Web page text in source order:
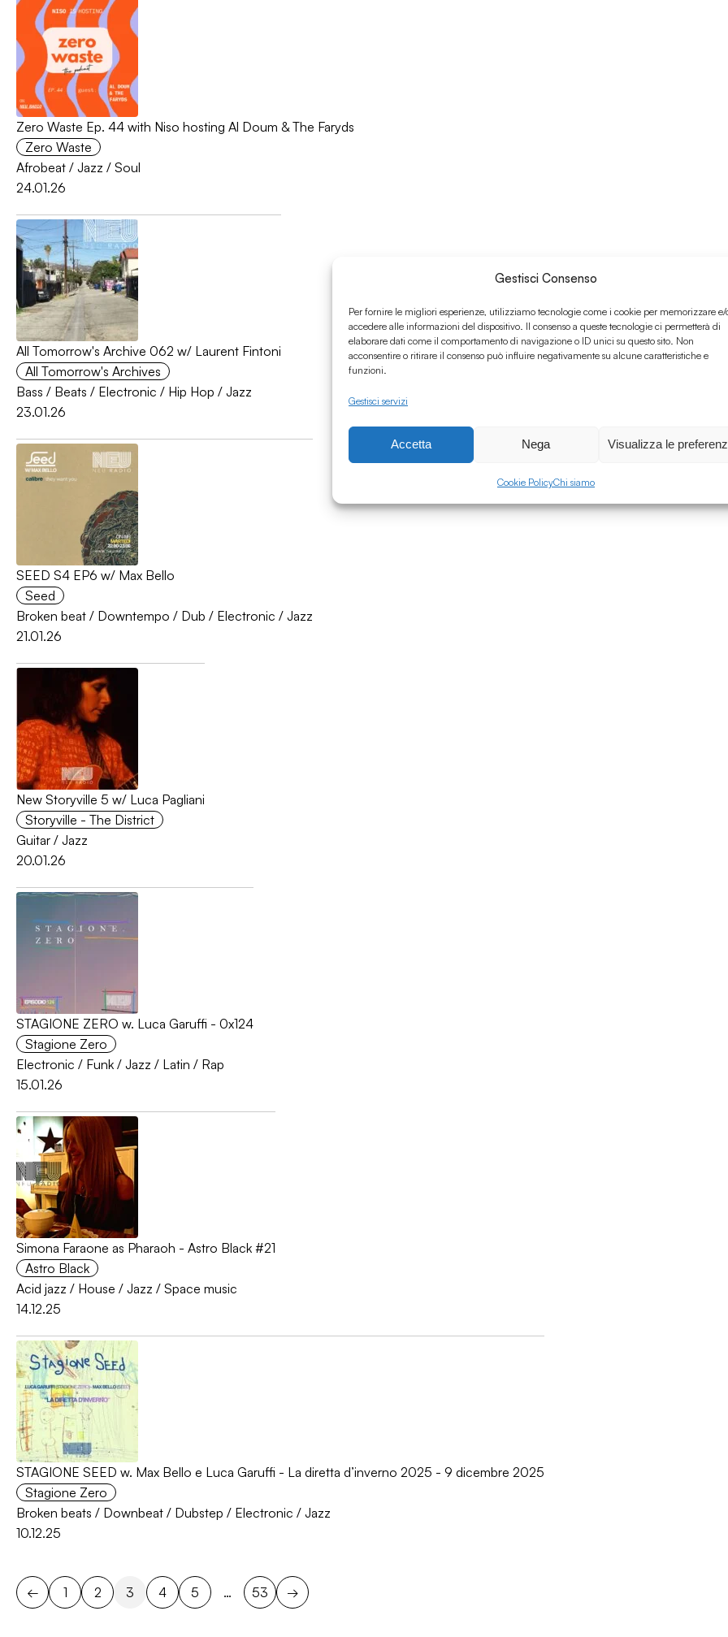
Gestisci Consenso
Per fornire le migliori esperienze, utilizziamo tecnologie come i cookie per memorizzare e/
accedere alle informazioni del dispositivo. Il consenso a queste tecnologie ci permetterà di
elaborare dati come il comportamento di navigazione o ID unici su questo sito. Non
acconsentire o ritirare il consenso può influire negativamente su alcune caratteristiche e
funzioni.
Gestisci servizi
Accetta Nega Visualizza le
Cookie PolicyChi siamo
Zero Waste Ep. 44 with Niso hosting Al Doum & The Faryds
Zero Waste
Afrobeat / Jazz / Soul
24.01.26
All Tomorrow's Archive 062 w/ Laurent Fintoni
All Tomorrow's Archives
Bass / Beats / Electronic / Hip Hop / Jazz
23.01.26
SEED S4 EP6 w/ Max Bello
Seed
Broken beat / Downtempo / Dub / Electronic / Jazz
21.01.26
New Storyville 5 w/ Luca Pagliani
Storyville - The District
Guitar / Jazz
20.01.26
STAGIONE ZERO w. Luca Garuffi - 0x124
Stagione Zero
Electronic / Funk / Jazz / Latin / Rap
15.01.26
Simona Faraone as Pharaoh - Astro Black #21
Astro Black
Acid jazz / House / Jazz / Space music
14.12.25
STAGIONE SEED w. Max Bello e Luca Garuffi - La diretta d’inverno 2025 - 9 dicembre 2025
Stagione Zero
Broken beats / Downbeat / Dubstep / Electronic / Jazz
10.12.25
← 1 2 3 4 5 … 53 →